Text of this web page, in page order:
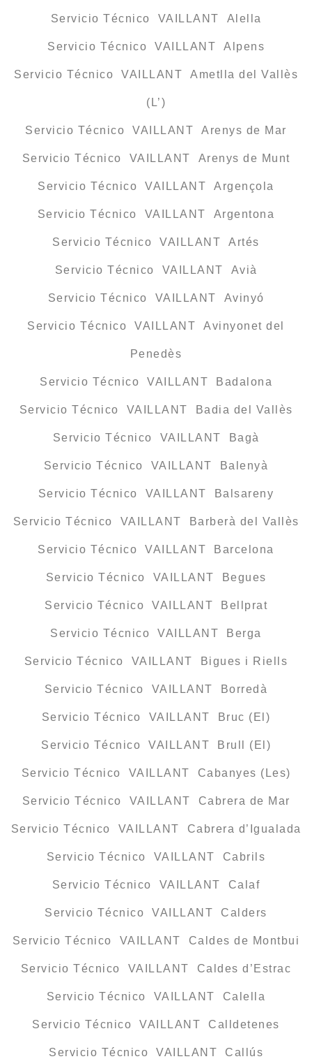
Servicio Técnico VAILLANT Alella
Servicio Técnico VAILLANT Alpens
Servicio Técnico VAILLANT Ametlla del Vallès
(L’)
Servicio Técnico VAILLANT Arenys de Mar
Servicio Técnico VAILLANT Arenys de Munt
Servicio Técnico VAILLANT Argençola
Servicio Técnico VAILLANT Argentona
Servicio Técnico VAILLANT Artés
Servicio Técnico VAILLANT Avià
Servicio Técnico VAILLANT Avinyó
Servicio Técnico VAILLANT Avinyonet del
Penedès
Servicio Técnico VAILLANT Badalona
Servicio Técnico VAILLANT Badia del Vallès
Servicio Técnico VAILLANT Bagà
Servicio Técnico VAILLANT Balenyà
Servicio Técnico VAILLANT Balsareny
Servicio Técnico VAILLANT Barberà del Vallès
Servicio Técnico VAILLANT Barcelona
Servicio Técnico VAILLANT Begues
Servicio Técnico VAILLANT Bellprat
Servicio Técnico VAILLANT Berga
Servicio Técnico VAILLANT Bigues i Riells
Servicio Técnico VAILLANT Borredà
Servicio Técnico VAILLANT Bruc (El)
Servicio Técnico VAILLANT Brull (El)
Servicio Técnico VAILLANT Cabanyes (Les)
Servicio Técnico VAILLANT Cabrera de Mar
Servicio Técnico VAILLANT Cabrera d’Igualada
Servicio Técnico VAILLANT Cabrils
Servicio Técnico VAILLANT Calaf
Servicio Técnico VAILLANT Calders
Servicio Técnico VAILLANT Caldes de Montbui
Servicio Técnico VAILLANT Caldes d’Estrac
Servicio Técnico VAILLANT Calella
Servicio Técnico VAILLANT Calldetenes
Servicio Técnico VAILLANT Callús